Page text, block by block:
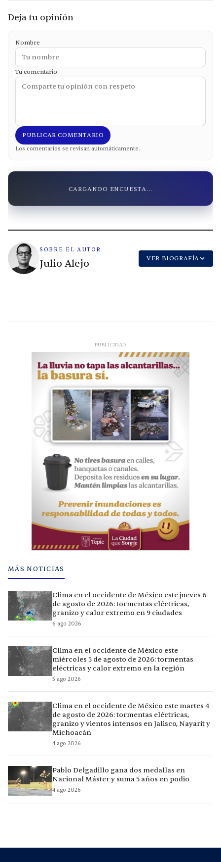
Deja tu opinión
Nombre
Tu comentario
PUBLICAR COMENTARIO
Los comentarios se revisan automáticamente.
CARGANDO ENCUESTA...
SOBRE EL AUTOR
Julio Alejo VER BIOGRAFÍA
PUBLICIDAD
MÁS NOTICIAS
Clima en el occidente de México este jueves 6
de agosto de 2026: tormentas eléctricas,
granizo y calor extremo en 9 ciudades
6 ago 2026
Clima en el occidente de México este
miércoles 5 de agosto de 2026: tormentas
eléctricas y calor extremo en la región
5 ago 2026
Clima en el occidente de México este martes 4
de agosto de 2026: tormentas eléctricas,
granizo y vientos intensos en Jalisco, Nayarit y
Michoacán
4 ago 2026
Pablo Delgadillo gana dos medallas en
Nacional Máster y suma 5 años en podio
4 ago 2026